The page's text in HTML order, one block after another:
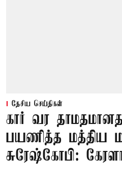
தேசிய செய்திகள்
கார் வர
பயணித்த மத்திய
சுரேஷ்கோபி: